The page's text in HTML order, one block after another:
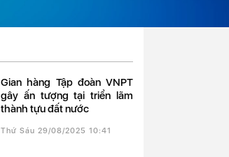
Gian hàng Tập đoàn VNPT
gây ấn tượng tại triển lãm
thành tựu đất nước
Thứ Sáu 29/08/2025 10:41